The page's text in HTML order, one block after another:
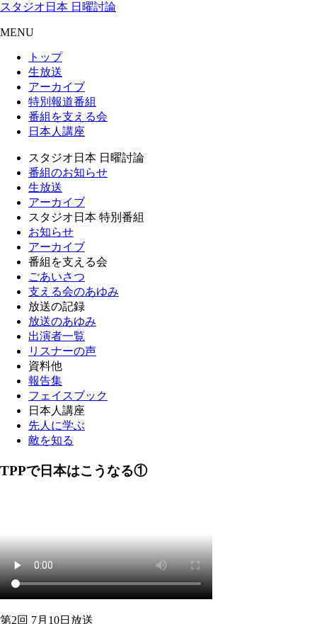
スタジオ日本 日曜討論
MENU
トップ
生放送
アーカイブ
特別報道番組
番組を支える会
日本人講座
スタジオ日本 日曜討論
番組のお知らせ
生放送
アーカイブ
スタジオ日本 特別番組
お知らせ
アーカイブ
番組を支える会
ごあいさつ
支える会のあゆみ
放送の記録
放送のあゆみ
出演者一覧
リスナーの声
資料他
報告集
フェイスブック
日本人講座
先人に学ぶ
敵を知る
TPPで日本はこうなる①
第2回 7月10日放送